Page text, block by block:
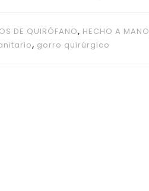
DE QUIRÓFANO, HECHO A MANO
, gorro quirúrgico